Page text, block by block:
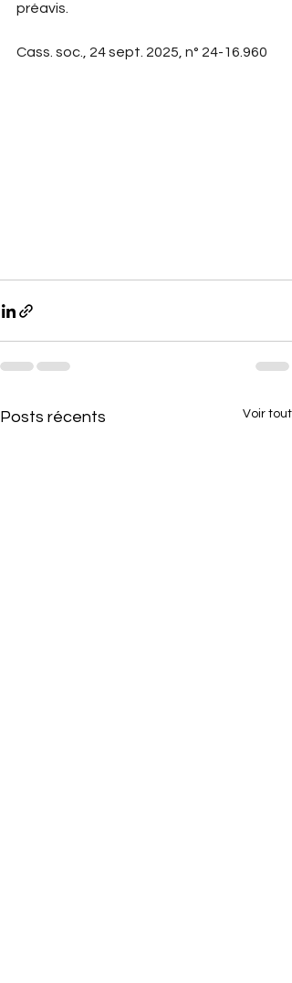
préavis.
Cass. soc., 24 sept. 2025, n° 24-16.960
Posts récents Voir tout